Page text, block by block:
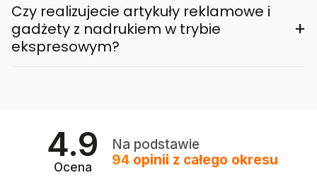
Czy realizujecie artykuły reklamowe i
gadżety z nadrukiem w trybie
ekspresowym?
+
4.9
Ocena
Na podstawie
94 opinii z całego okresu